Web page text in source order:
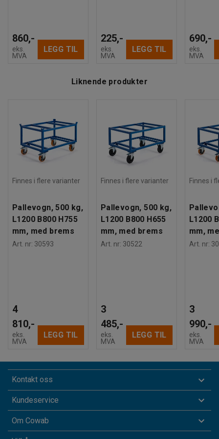
860,-
eks.
MVA
LEGG TIL
225,-
eks.
MVA
LEGG TIL
690,-
eks.
MVA
Liknende produkter
Finnes i flere varianter
Pallevogn, 500 kg,
L1200 B800 H755
mm, med brems
Art. nr: 30593
4
810,-
eks.
MVA
LEGG TIL
Finnes i flere varianter
Pallevogn, 500 kg,
L1200 B800 H655
mm, med brems
Art. nr: 30522
3
485,-
eks.
MVA
LEGG TIL
Finnes i
L1200
mm,
Art. nr:
3
990,-
eks.
MVA
Kontakt oss
Kundeservice
Om Cowab